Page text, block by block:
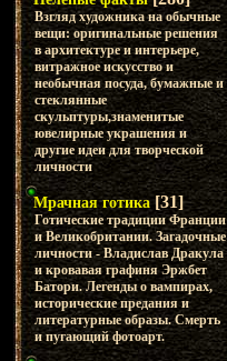
Взгляд художника на обычные
вещи: оригинальные решения
в архитектуре и интерьере,
витражное искусство и
необычная посуда, бумажные и
стеклянные
скульптуры,знаменитые
ювелирные украшения и
другие идеи для творческой
личности
Мрачная готика [31]
Готические традиции Франции
и Великобритании. Загадочные
личности - Владислав Дракула
и кровавая графиня Эржбет
Батори. Легенды о вампирах,
исторические предания и
литературные образы. Смерть
и пугающий фотоарт.